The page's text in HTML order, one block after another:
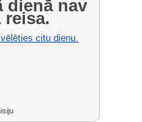
dienā nav
reisa.
citu dienu.